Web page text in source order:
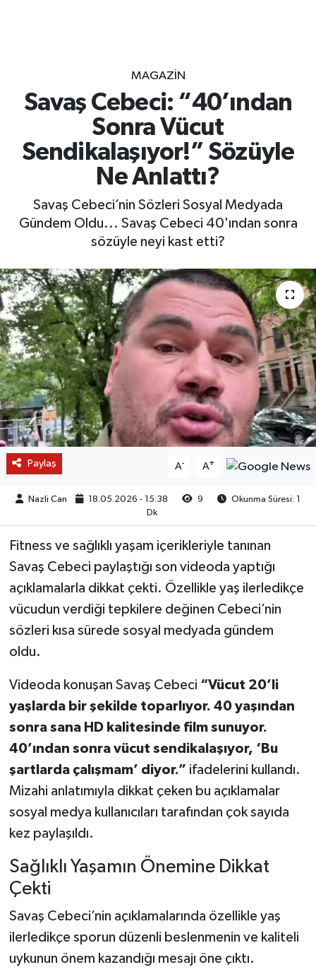
MAGAZİN
Savaş Cebeci: “40’ından
Sonra Vücut
Sendikalaşıyor!” Sözüyle
Ne Anlattı?
Savaş Cebeci’nin Sözleri Sosyal Medyada
Gündem Oldu... Savaş Cebeci 40'ından sonra
sözüyle neyi kast etti?
Paylaş A- A+
Nazli Can 18.05.2026 - 15:38 9
Okunma Süresi: 1
Dk
Fitness ve sağlıklı yaşam içerikleriyle tanınan
Savaş Cebeci paylaştığı son videoda yaptığı
açıklamalarla dikkat çekti. Özellikle yaş ilerledikçe
vücudun verdiği tepkilere değinen Cebeci’nin
sözleri kısa sürede sosyal medyada gündem
oldu.
Videoda konuşan Savaş Cebeci “Vücut 20’li
yaşlarda bir şekilde toparlıyor. 40 yaşından
sonra sana HD kalitesinde film sunuyor.
40’ından sonra vücut sendikalaşıyor, ‘Bu
şartlarda çalışmam’ diyor.” ifadelerini kullandı.
Mizahi anlatımıyla dikkat çeken bu açıklamalar
sosyal medya kullanıcıları tarafından çok sayıda
kez paylaşıldı.
Sağlıklı Yaşamın Önemine Dikkat
Çekti
Savaş Cebeci’nin açıklamalarında özellikle yaş
ilerledikçe sporun düzenli beslenmenin ve kaliteli
uykunun önem kazandığı mesajı öne çıktı.